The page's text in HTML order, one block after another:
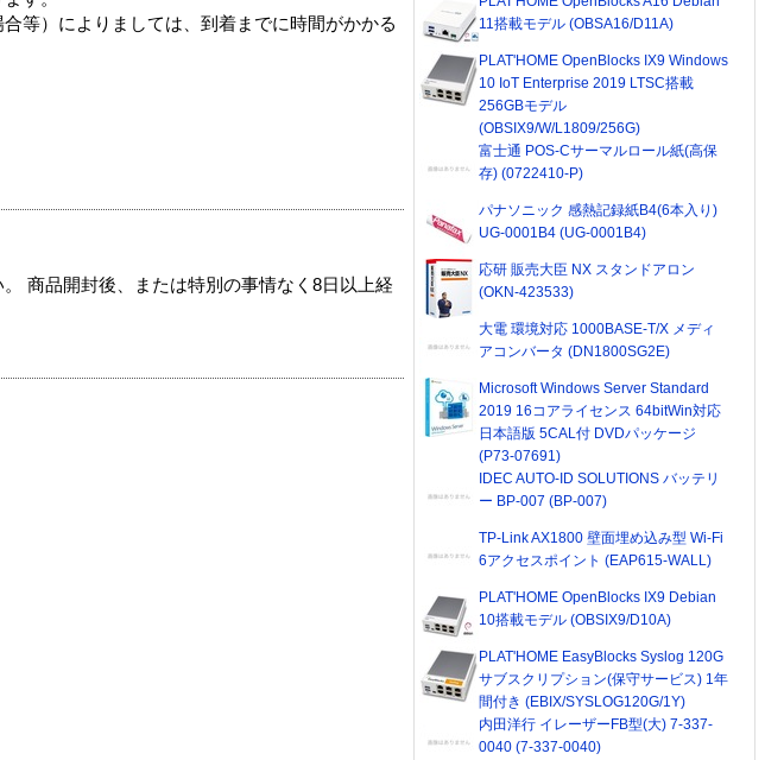
等）によりましては、到着までに時間がかかる
商品開封後、または特別の事情なく8日以上経
11搭載モデル (OBSA16/D11A)
PLAT'HOME OpenBlocks IX9 Windows
10 IoT Enterprise 2019 LTSC搭載
256GBモデル
(OBSIX9/W/L1809/256G)
富士通 POS-Cサーマルロール紙(高保
存) (0722410-P)
パナソニック 感熱記録紙B4(6本入り)
UG-0001B4 (UG-0001B4)
応研 販売大臣 NX スタンドアロン
(OKN-423533)
大電 環境対応 1000BASE-T/X メディ
アコンバータ (DN1800SG2E)
Microsoft Windows Server Standard
2019 16コアライセンス 64bitWin対応
日本語版 5CAL付 DVDパッケージ
(P73-07691)
IDEC AUTO-ID SOLUTIONS バッテリ
ー BP-007 (BP-007)
TP-Link AX1800 壁面埋め込み型 Wi-Fi
6アクセスポイント (EAP615-WALL)
PLAT'HOME OpenBlocks IX9 Debian
10搭載モデル (OBSIX9/D10A)
PLAT'HOME EasyBlocks Syslog 120G
サブスクリプション(保守サービス) 1年
間付き (EBIX/SYSLOG120G/1Y)
内田洋行 イレーザーFB型(大) 7-337-
0040 (7-337-0040)